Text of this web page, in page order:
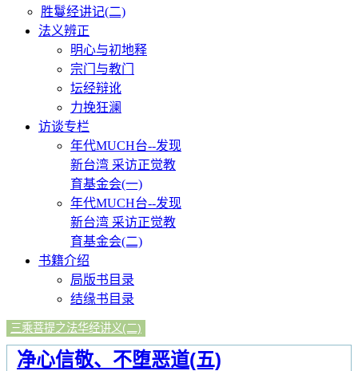
胜鬘经讲记(二)
法义辨正
明心与初地释
宗门与教门
坛经辩讹
力挽狂澜
访谈专栏
年代MUCH台--发现
新台湾 采访正觉教
育基金会(一)
年代MUCH台--发现
新台湾 采访正觉教
育基金会(二)
书籍介绍
局版书目录
结缘书目录
三乘菩提之法华经讲义(二)
净心信敬、不堕恶道(五)